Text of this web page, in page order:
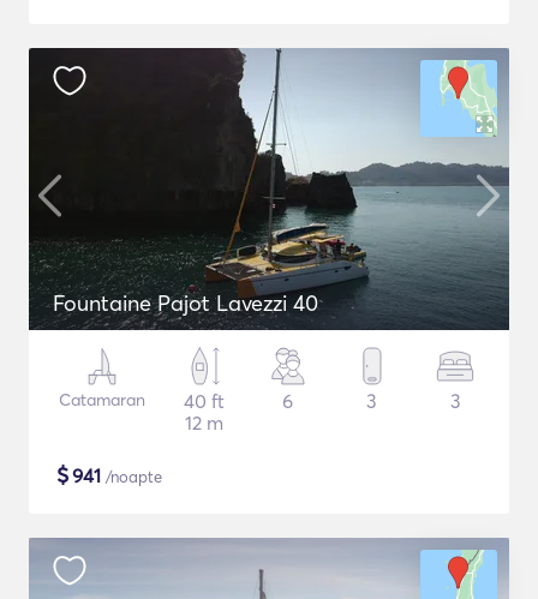
Fountaine Pajot Lavezzi 40
Catamaran
40 ft
12 m
6 3 3
$941 /noapte